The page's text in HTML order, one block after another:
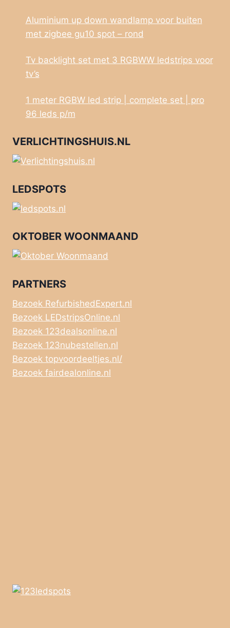
Aluminium up down wandlamp voor buiten
met zigbee gu10 spot – rond
Tv backlight set met 3 RGBWW ledstrips voor
tv’s
1 meter RGBW led strip | complete set | pro
96 leds p/m
VERLICHTINGSHUIS.NL
LEDSPOTS
OKTOBER WOONMAAND
PARTNERS
Bezoek RefurbishedExpert.nl
Bezoek LEDstripsOnline.nl
Bezoek 123dealsonline.nl
Bezoek 123nubestellen.nl
Bezoek topvoordeeltjes.nl/
Bezoek fairdealonline.nl